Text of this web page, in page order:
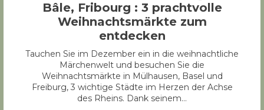
Bâle, Fribourg : 3 prachtvolle
Weihnachtsmärkte zum
entdecken
Tauchen Sie im Dezember ein in die weihnachtliche
Märchenwelt und besuchen Sie die
Weihnachtsmärkte in Mülhausen, Basel und
Freiburg, 3 wichtige Städte im Herzen der Achse
des Rheins. Dank seinem…